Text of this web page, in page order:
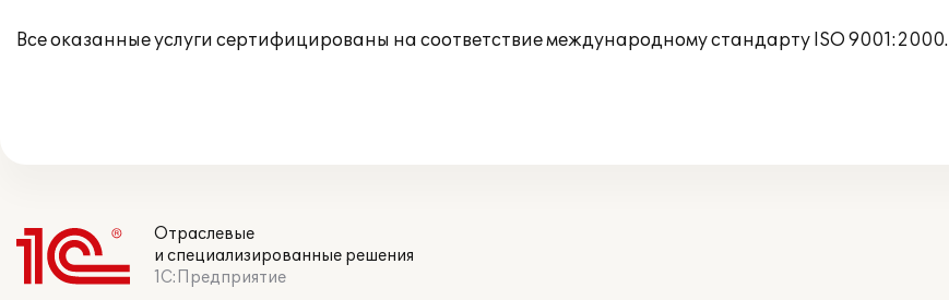
Все оказанные услуги сертифицированы на соответствие международному стандарту ISO 9001:2000.
Отраслевые
и специализированные решения
1С:Предприятие